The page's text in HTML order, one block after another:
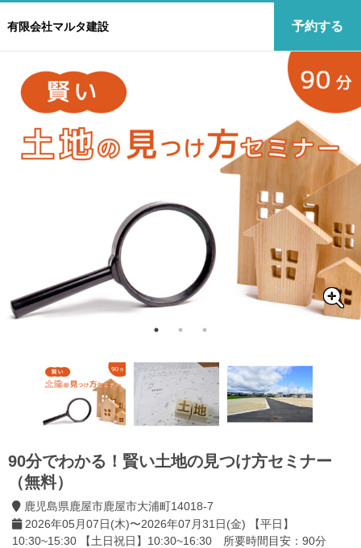
有限会社マルタ建設 予約する
90分でわかる！賢い土地の見つけ方セミナー
（無料）
鹿児島県鹿屋市鹿屋市大浦町14018-7
2026年05月07日(木)〜2026年07月31日(金) 【平日】
10:30~15:30 【土日祝日】10:30~16:30 所要時間目安：90分